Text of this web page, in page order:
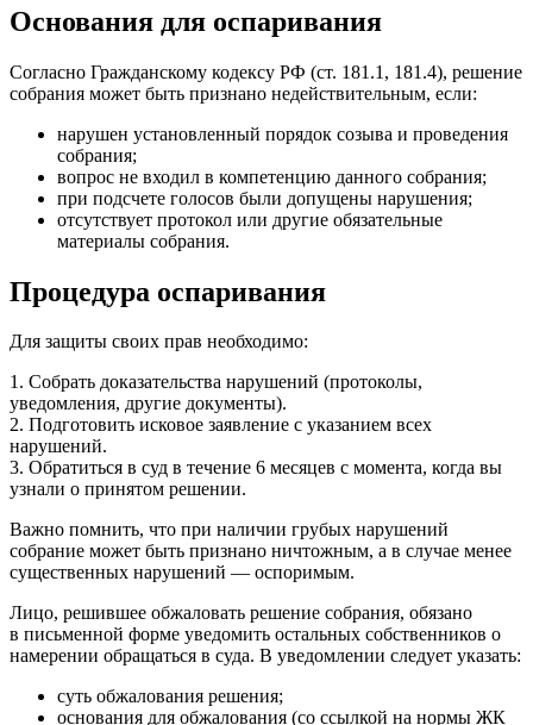
Основания для оспаривания
Согласно Гражданскому кодексу РФ (ст. 181.1, 181.4), решение
собрания может быть признано недействительным, если:
нарушен установленный порядок созыва и проведения
собрания;
вопрос не входил в компетенцию данного собрания;
при подсчете голосов были допущены нарушения;
отсутствует протокол или другие обязательные
материалы собрания.
Процедура оспаривания
Для защиты своих прав необходимо:
1. Собрать доказательства нарушений (протоколы,
уведомления, другие документы).
2. Подготовить исковое заявление с указанием всех
нарушений.
3. Обратиться в суд в течение 6 месяцев с момента, когда вы
узнали о принятом решении.
Важно помнить, что при наличии грубых нарушений
собрание может быть признано ничтожным, а в случае менее
существенных нарушений — оспоримым.
Лицо, решившее обжаловать решение собрания, обязано
в письменной форме уведомить остальных собственников о
намерении обращаться в суда. В уведомлении следует указать:
суть обжалования решения;
основания для обжалования (со ссылкой на нормы ЖК